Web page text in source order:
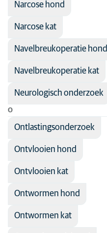
Narcose hond
Narcose kat
Navelbreukoperatie hond
Navelbreukoperatie kat
Neurologisch onderzoek
O
Ontlastingsonderzoek
Ontvlooien hond
Ontvlooien kat
Ontwormen hond
Ontwormen kat